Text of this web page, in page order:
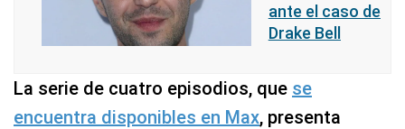
ante el caso de
Drake Bell
La serie de cuatro episodios, que se
encuentra disponibles en Max, presenta